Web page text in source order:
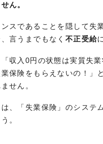
ん。
スであることを隠して失
言うまでもなく 不正受給
「収入0円の状態は実質失
保険をもらえないの！」
せん。
、「失業保険」のシステ
。